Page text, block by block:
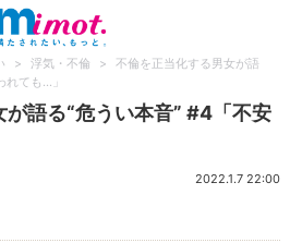
> 浮気・不倫 >
不倫を正当化する男女が語
れても…」
語る“危うい本音” #4「不安
2022.1.7 22:00